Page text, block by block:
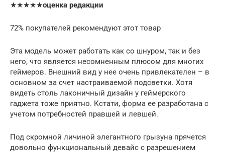
★★★★★оценка редакции
72% покупателей рекомендуют этот товар
Эта модель может работать как со шнуром, так и без
него, что является несомненным плюсом для многих
геймеров. Внешний вид у нее очень привлекателен – в
основном за счет настраиваемой подсветки. Хотя
видеть столь лаконичный дизайн у геймерского
гаджета тоже приятно. Кстати, форма ее разработана с
учетом потребностей правшей и левшей.
Под скромной личиной элегантного грызуна прячется
довольно функциональный девайс с разрешением